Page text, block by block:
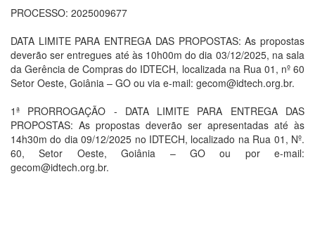
PROCESSO: 2025009677
DATA LIMITE PARA ENTREGA DAS PROPOSTAS: As propostas
deverão ser entregues até às 10h00m do dia 03/12/2025, na sala
da Gerência de Compras do IDTECH, localizada na Rua 01, nº 60
Setor Oeste, Goiânia – GO ou via e-mail: gecom@idtech.org.br.
1ª PRORROGAÇÃO - DATA LIMITE PARA ENTREGA DAS
PROPOSTAS: As propostas deverão ser apresentadas até às
14h30m do dia 09/12/2025 no IDTECH, localizado na Rua 01, Nº.
60, Setor Oeste, Goiânia – GO ou por e-mail:
gecom@idtech.org.br.